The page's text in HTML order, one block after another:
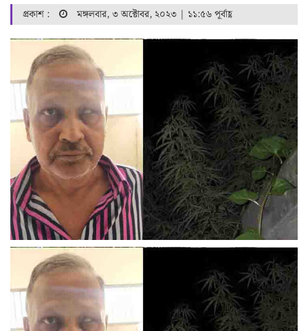
প্রকাশ : মঙ্গলবার, ৩ অক্টোবর, ২০২৩ | ১১:৫৬ পূর্বাহ্ণ